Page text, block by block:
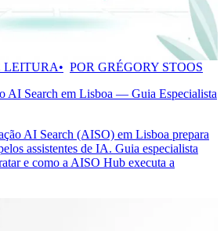
LEITURA
POR GRÉGORY STOOS
AI Search em Lisboa — Guia Especialista
AI Search (AISO) em Lisboa prepara
assistentes de IA. Guia especialista
e como a AISO Hub executa a